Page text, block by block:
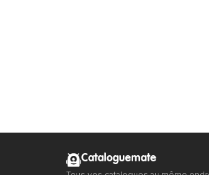
Cataloguemate